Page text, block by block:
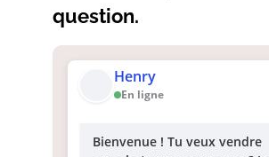
Henry
En ligne
Bienvenue ! Tu veux vendre
question.